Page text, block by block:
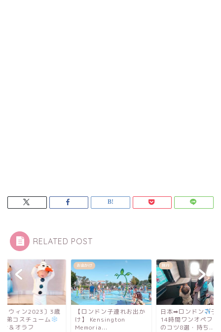
RELATED POST
ンドン子連れお出か
Kensington
旅行
日本➡︎ロンドン
子連れ
14時間ワンオペフライト
のコツ8選・持ち...
イベント
〔ハロウィン2023
1歳姉弟コスチュー
エルサ＆オラフ